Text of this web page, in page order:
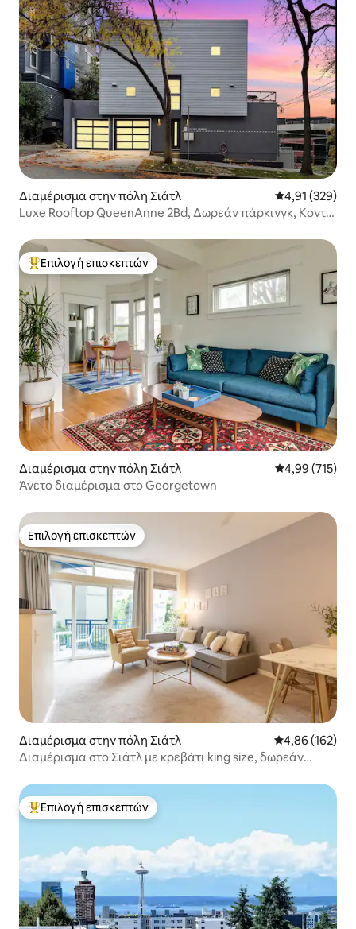
Διαμέρισμα στην πόλη Σιάτλ Μέση
4,91 (329)
Luxe Rooftop QueenAnne 2Bd, Δωρεάν πάρκινγκ, Κοντά
Κορυφαία επιλογή επισκεπτών
Επιλογή επισκεπτών
Διαμέρισμα στην πόλη Σιάτλ Μέση
4,99 (715)
Άνετο διαμέρισμα στο Georgetown
Επιλογή επισκεπτών
Επιλογή επισκεπτών
Διαμέρισμα στην πόλη Σιάτλ Μέση
4,86 (162)
Διαμέρισμα στο Σιάτλ με κρεβάτι king size, δωρεάν
Κορυφαία επιλογή επισκεπτών
Επιλογή επισκεπτών